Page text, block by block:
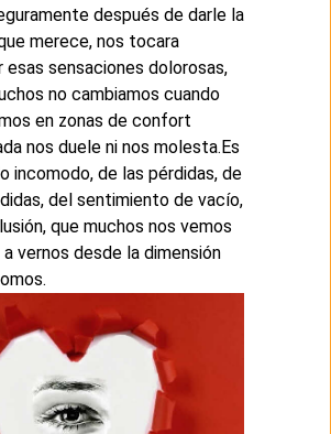
después de darle la
merece, nos tocara
esas sensaciones dolorosas,
no cambiamos cuando
en zonas de confort
nos duele ni nos molesta.Es
incomodo, de las pérdidas, de
del sentimiento de vacío,
que muchos nos vemos
vernos desde la dimensión